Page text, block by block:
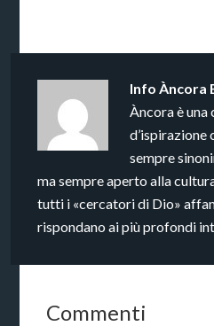
Info Àncora
Àncora è una
d’ispirazione
sempre
ma sempre aperto alla
tutti i «cercatori di Dio»
rispondano ai più profondi
Commenti